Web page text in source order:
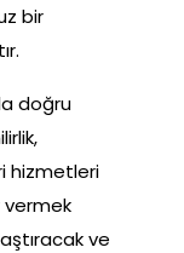
bir
doğru
hizmetleri
ve